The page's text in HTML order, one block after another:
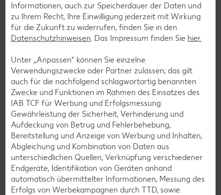
Laktosefreie Rezepte
Laktoseintoleranz muss dich kulinarisch nicht ausbremsen,
denn es geht auch ohne. Unsere laktosefreien Rezepte
Informationen, auch zur Speicherdauer der Daten und
zu Ihrem Recht, Ihre Einwilligung jederzeit mit Wirkung
für die Zukunft zu widerrufen, finden Sie in den
Datenschutzhinweisen . Das Impressum finden Sie hier.
Unter „Anpassen“ können Sie einzelne
Verwendungszwecke oder Partner zulassen; das gilt
auch für die nachfolgend schlagwortartig benannten
Zwecke und Funktionen im Rahmen des Einsatzes des
IAB TCF für Werbung und Erfolgsmessung:
Gewährleistung der Sicherheit, Verhinderung und
Aufdeckung von Betrug und Fehlerbehebung,
Bereitstellung und Anzeige von Werbung und Inhalten,
Abgleichung und Kombination von Daten aus
unterschiedlichen Quellen, Verknüpfung verschiedener
Endgeräte, Identifikation von Geräten anhand
automatisch übermittelter Informationen, Messung des
Erfolgs von Werbekampagnen durch TTD, sowie: